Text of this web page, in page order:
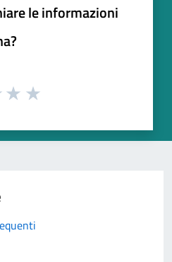
le informazioni